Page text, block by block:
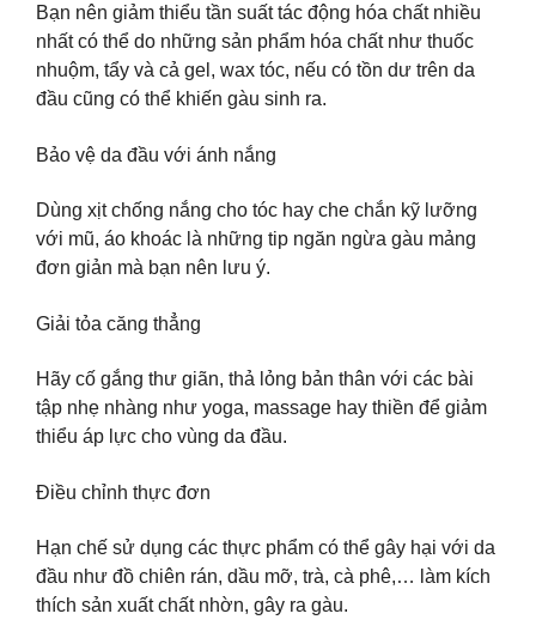
Bạn nên giảm thiểu tần suất tác động hóa chất nhiều
nhất có thể do những sản phẩm hóa chất như thuốc
nhuộm, tẩy và cả gel, wax tóc, nếu có tồn dư trên da
đầu cũng có thể khiến gàu sinh ra.
Bảo vệ da đầu với ánh nắng
Dùng xịt chống nắng cho tóc hay che chắn kỹ lưỡng
với mũ, áo khoác là những tip ngăn ngừa gàu mảng
đơn giản mà bạn nên lưu ý.
Giải tỏa căng thẳng
Hãy cố gắng thư giãn, thả lỏng bản thân với các bài
tập nhẹ nhàng như yoga, massage hay thiền để giảm
thiểu áp lực cho vùng da đầu.
Điều chỉnh thực đơn
Hạn chế sử dụng các thực phẩm có thể gây hại với da
đầu như đồ chiên rán, dầu mỡ, trà, cà phê,… làm kích
thích sản xuất chất nhờn, gây ra gàu.